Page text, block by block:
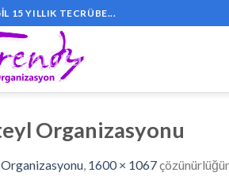
15 YILLIK TECRÜBE...
Organizasyonu
1600 × 1067